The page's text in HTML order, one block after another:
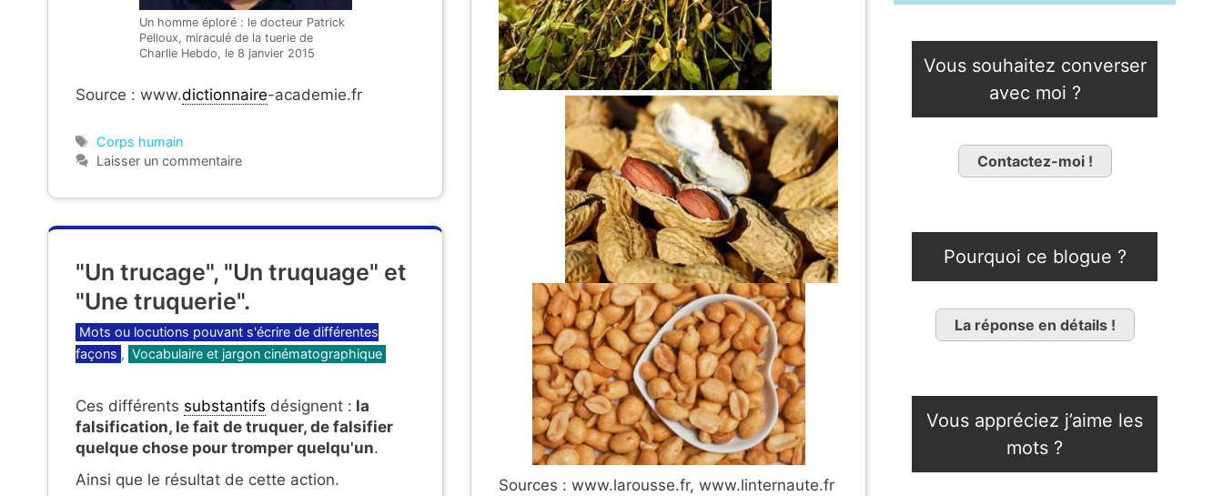
Sources : www.larousse.fr, www.linternaute.fr
Un homme éploré : le docteur Patrick
Pelloux, miraculé de la tuerie de
Charlie Hebdo, le 8 janvier 2015
Source : www.dictionnaire-academie.fr
Étiquettes
Corps humain
Laisser un commentaire
"Un trucage", "Un truquage" et
"Une truquerie".
Catégories
Mots ou locutions pouvant s'écrire de différentes
façons , Vocabulaire et jargon cinématographique
Ces différents substantifs désignent : la
falsification, le fait de truquer, de falsifier
quelque chose pour tromper quelqu'un.
Ainsi que le résultat de cette action.
Vous souhaitez converser
avec moi ?
Contactez-moi !
Pourquoi ce blogue ?
La réponse en détails !
Vous appréciez j’aime les
mots ?